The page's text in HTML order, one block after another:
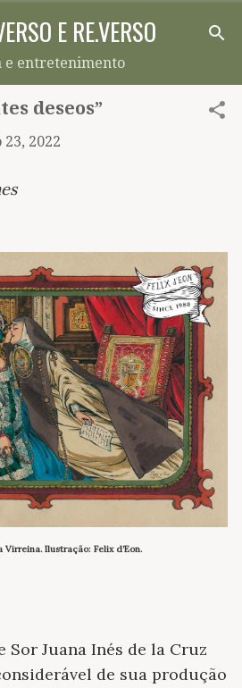
o conteúdo principal
E RE.VERSO
entretenimento
deseos”
2022
Virreina. Ilustração: Felix d’Eon.
Sor Juana Inés de la Cruz
de sua produção